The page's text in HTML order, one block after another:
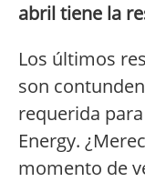
abril tiene la
Los últimos
son
requerida
Energy.
momento de